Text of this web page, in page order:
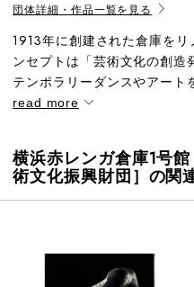
団体詳細・作品一覧を見る
1913年に創建された倉庫を
ンセプトは「芸術文化の創
テンポラリーダンスやアート
read more
横浜赤レンガ倉庫1号
術文化振興財団］の関